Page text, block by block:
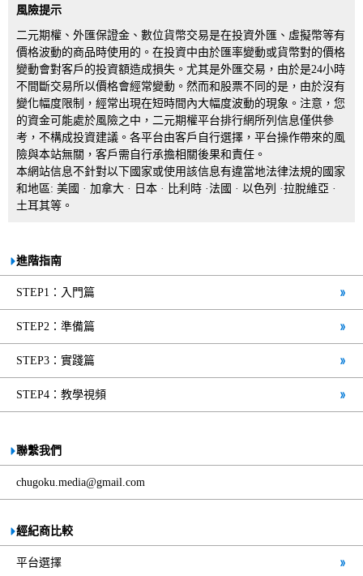
風險提示
二元期權、外匯保證金、數位貨幣交易是在投資外匯、虛擬幣等有
價格波動的商品時使用的。在投資中由於匯率變動或貨幣對的價格
變動會對客戶的投資額造成損失。尤其是外匯交易，由於是24小時
不間斷交易所以價格會經常變動。然而和股票不同的是，由於沒有
變化幅度限制，經常出現在短時間內大幅度波動的現象。注意，您
的資金可能處於風險之中，二元期權平台排行網所列信息僅供參
考，不構成投資建議。各平台由客戶自行選擇，平台操作帶來的風
險與本站無關，客戶需自行承擔相關後果和責任。
本網站信息不針對以下國家或使用該信息有違當地法律法規的國家
和地區: 美國 · 加拿大 · 日本 · 比利時 ·法國 · 以色列 ·拉脫維亞 ·
土耳其等。
進階指南
STEP1：入門篇
STEP2：準備篇
STEP3：實踐篇
STEP4：教學視頻
聯繫我們
chugoku.media@gmail.com
經紀商比較
平台選擇